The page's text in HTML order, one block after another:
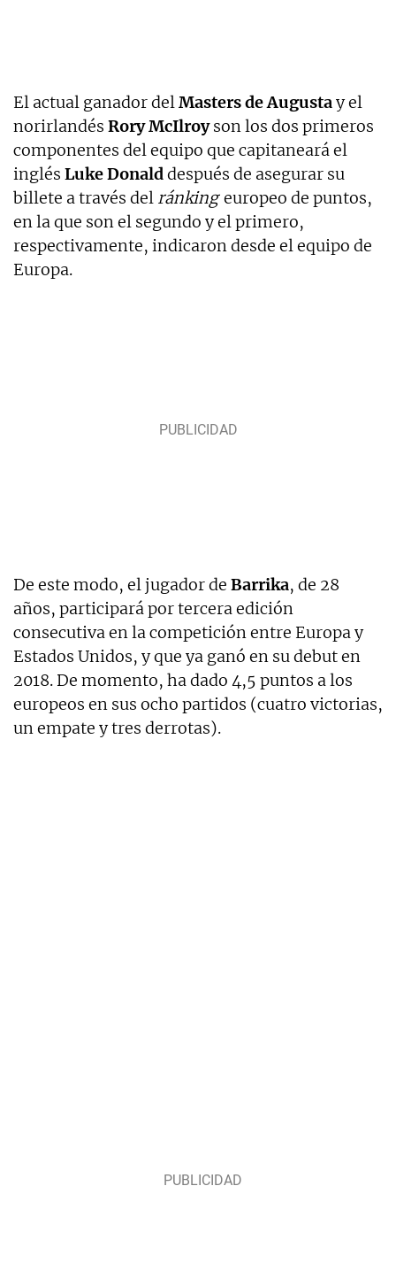
El actual ganador delMasters de Augustay el
norirlandés Rory McIlroyson los dos primeros
componentes del equipo que capitaneará el
inglés Luke Donalddespués de asegurar su
billete a través del ránkingeuropeo de puntos,
en la que son el segundo y el primero,
respectivamente, indicaron desde el equipo de
Europa.
De este modo, el jugador de Barrika, de 28
años, participará por tercera edición
consecutiva en la competición entre Europa y
Estados Unidos, y que ya ganó en su debut en
2018. De momento, ha dado 4,5 puntos a los
europeos en sus ocho partidos (cuatro victorias,
un empate y tres derrotas).